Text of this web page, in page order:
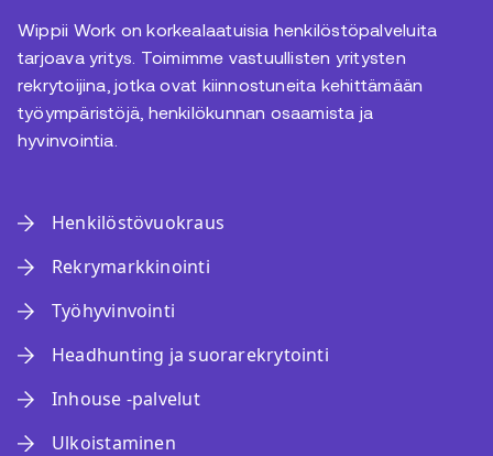
Wippii Work on korkealaatuisia henkilöstöpalveluita
tarjoava yritys. Toimimme vastuullisten yritysten
rekrytoijina, jotka ovat kiinnostuneita kehittämään
työympäristöjä, henkilökunnan osaamista ja
hyvinvointia.
Henkilöstövuokraus
Rekrymarkkinointi
Työhyvinvointi
Headhunting ja suorarekrytointi
Inhouse -palvelut
Ulkoistaminen